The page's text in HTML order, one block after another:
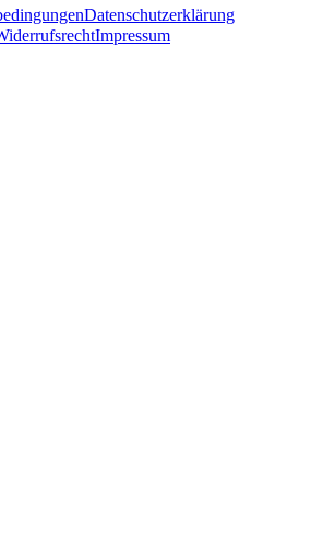
Datenschutzerklärung
Impressum